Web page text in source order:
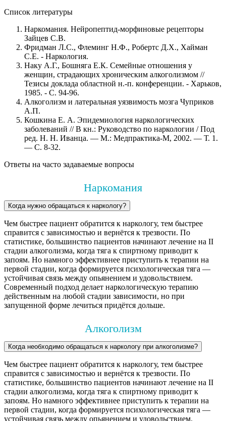
Список литературы
Наркомания. Нейропептид-морфиновые рецепторы
Зайцев С.В.
Фридман Л.С., Флеминг Н.Ф., Робертс Д.Х., Хайман
С.Е. - Наркология.
Наку А.Г., Бошняга Е.К. Семейные отношения у
женщин, страдающих хроническим алкоголизмом //
Тезисы доклада областной н.-п. конференции. - Харьков,
1985. - С. 94-96.
Алкоголизм и латеральная уязвимость мозга Чуприков
А.П.
Кошкина Е. А. Эпидемиология наркологических
заболеваний // В кн.: Руководство по наркологии / Под
ред. Н. Н. Иванца. — М.: Медпрактика-М, 2002. — Т. 1.
— С. 8-32.
Ответы на часто задаваемые вопросы
Наркомания
Когда нужно обращаться к наркологу?
Чем быстрее пациент обратится к наркологу, тем быстрее
справится с зависимостью и вернётся к трезвости. По
статистике, большинство пациентов начинают лечение на II
стадии алкоголизма, когда тяга к спиртному приводит к
запоям. Но намного эффективнее приступить к терапии на
первой стадии, когда формируется психологическая тяга —
устойчивая связь между опьянением и удовольствием.
Современный подход делает наркологическую терапию
действенным на любой стадии зависимости, но при
запущенной форме лечиться придётся дольше.
Алкоголизм
Когда необходимо обращаться к наркологу при алкоголизме?
Чем быстрее пациент обратится к наркологу, тем быстрее
справится с зависимостью и вернётся к трезвости. По
статистике, большинство пациентов начинают лечение на II
стадии алкоголизма, когда тяга к спиртному приводит к
запоям. Но намного эффективнее приступить к терапии на
первой стадии, когда формируется психологическая тяга —
устойчивая связь между опьянением и удовольствием.